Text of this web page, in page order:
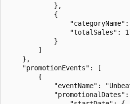
            },
            {
"categoryName":
"totalSales":
            }
        ]
    },
    "promotionEvents": [
        {
"eventName":
"promotionalDates":